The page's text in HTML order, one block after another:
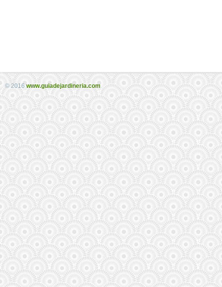
© 2016www.guiadejardineria.com